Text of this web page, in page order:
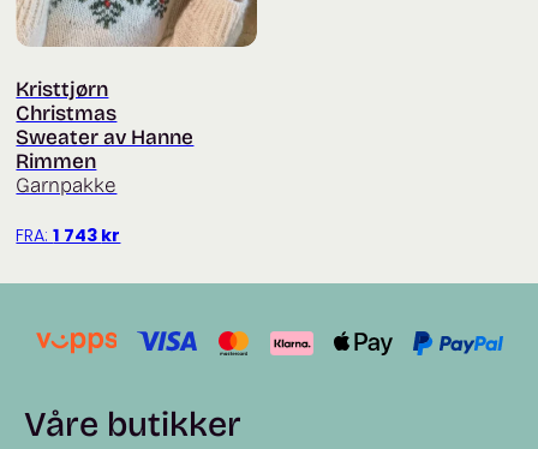
Kristtjørn
Christmas
Sweater av Hanne
Rimmen
Garnpakke
FRA:1 743 kr
Våre butikker